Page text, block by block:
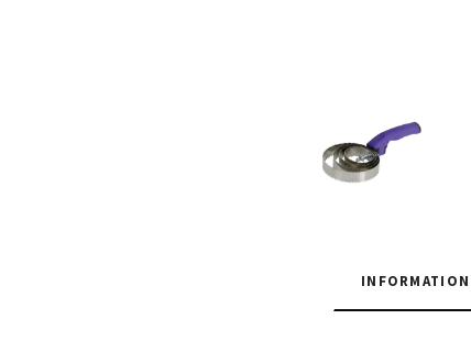
INFORMATION